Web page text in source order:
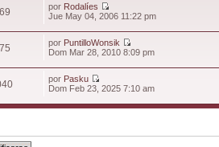
por Rodalíes
Jue May 04, 2006 11:22 pm
por PuntilloWonsik
Dom Mar 28, 2010 8:09 pm
por Pasku
Dom Feb 23, 2025 7:10 am